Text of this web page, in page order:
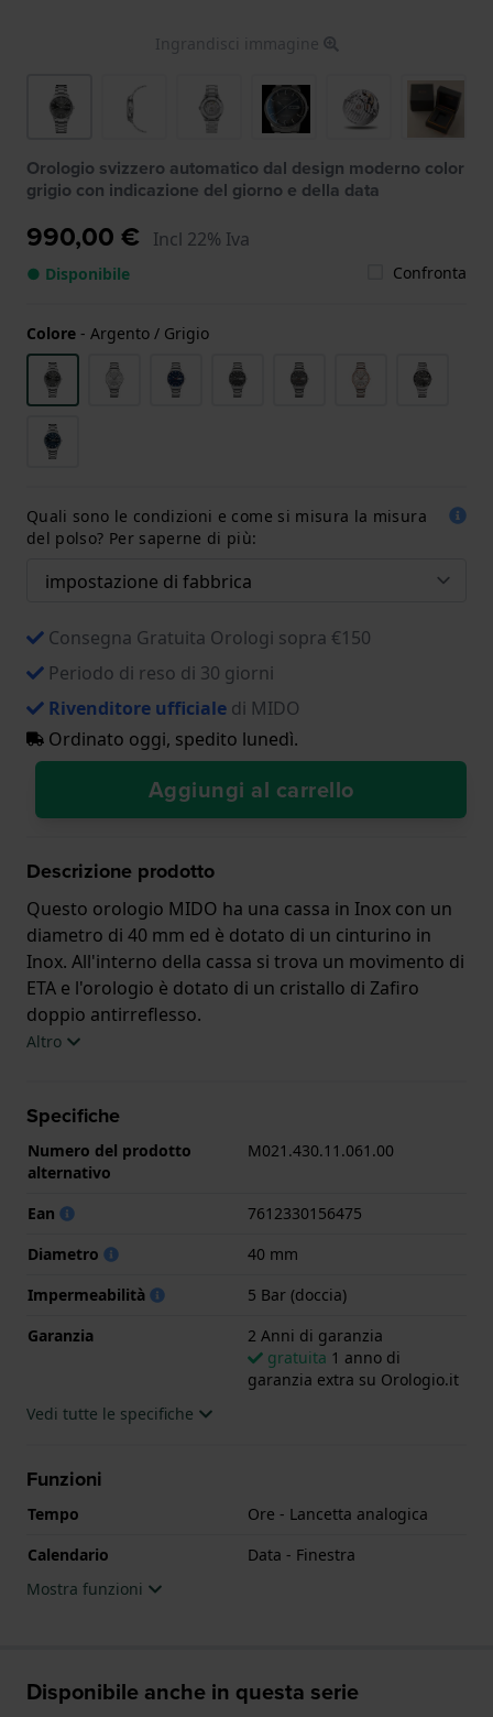
Ingrandisci immagine
Orologio svizzero automatico dal design moderno color
grigio con indicazione del giorno e della data
990,00 € Incl 22% Iva
● Disponibile Confronta
Colore - Argento / Grigio
Quali sono le condizioni e come si misura la misura
del polso? Per saperne di più:
Consegna Gratuita Orologi sopra €150
Periodo di reso di 30 giorni
Rivenditore ufficiale di MIDO
Ordinato oggi, spedito lunedì.
Aggiungi al carrello
Descrizione prodotto
Questo orologio MIDO ha una cassa in Inox con un
diametro di 40 mm ed è dotato di un cinturino in
Inox. All'interno della cassa si trova un movimento di
ETA e l'orologio è dotato di un cristallo di Zafiro
doppio antirreflesso.
fornito con 2 Anni di garanzia.
.
Altro
Specifiche
Numero del prodotto
alternativo
M021.430.11.061.00
Ean
7612330156475
Diametro
40 mm
Impermeabilità
5 Bar (doccia)
Garanzia
2 Anni di garanzia
gratuita 1 anno di
garanzia extra su Orologio.it
Vedi tutte le specifiche
Funzioni
Tempo
Ore - Lancetta analogica
Calendario
Data - Finestra
Mostra funzioni
Disponibile anche in questa serie